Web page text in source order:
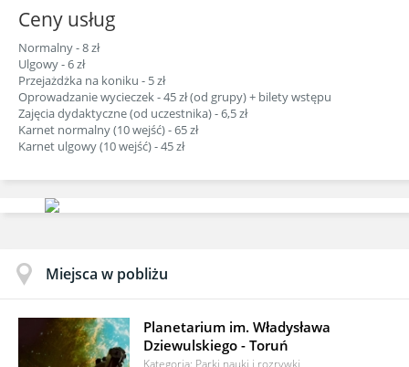
Ceny usług
Normalny - 8 zł
Ulgowy - 6 zł
Przejażdżka na koniku - 5 zł
Oprowadzanie wycieczek - 45 zł (od grupy) + bilety wstępu
Zajęcia dydaktyczne (od uczestnika) - 6,5 zł
Karnet normalny (10 wejść) - 65 zł
Karnet ulgowy (10 wejść) - 45 zł
Miejsca w pobliżu
Planetarium im. Władysława
Dziewulskiego - Toruń
Kategoria: Parki nauki i rozrywki